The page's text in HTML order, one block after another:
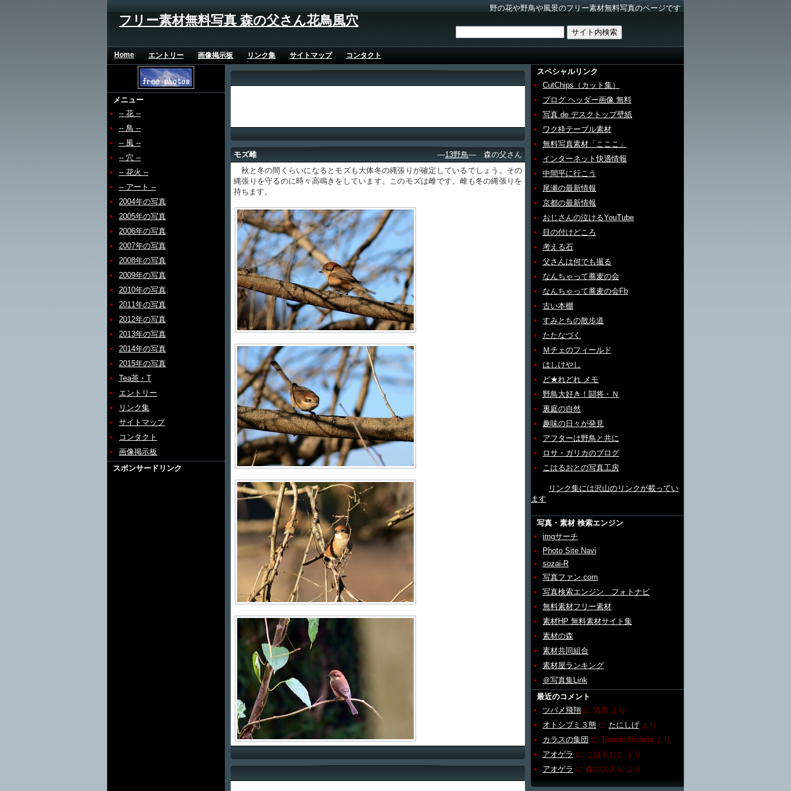
野の花や野鳥や風景のフリー素材無料写真のページです
フリー素材無料写真 森の父さん花鳥風穴
Home エントリー 画像掲示板 リンク集 サイトマップ コンタクト
メニュー
-- 花 --
-- 鳥 --
-- 風 --
-- 穴 --
-- 花火 --
-- アート --
2004年の写真
2005年の写真
2006年の写真
2007年の写真
2008年の写真
2009年の写真
2010年の写真
2011年の写真
2012年の写真
2013年の写真
2014年の写真
2015年の写真
Tea茶・T
エントリー
リンク集
サイトマップ
コンタクト
画像掲示板
スポンサードリンク
モズ雌 ―13野鳥― 森の父さん
秋と冬の間くらいになるとモズも大体冬の縄張りが確定しているでしょう。その
縄張りを守るのに時々高鳴きをしています。このモズは雌です。雌も冬の縄張りを
持ちます。
スペシャルリンク
CutChips（カット集）
ブログ ヘッダー画像 無料
写真 de デスクトップ壁紙
ワク枠テーブル素材
無料写真素材「こここ」
インターネット快適情報
中間平に行こう
尾瀬の最新情報
京都の最新情報
おじさんの泣けるYouTube
目の付けどころ
考える石
父さんは何でも撮る
なんちゃって蕎麦の会
なんちゃって蕎麦の会Fb
古い本棚
すみとちの散歩道
たたなづく
Ｍチェのフィールド
はしけやし
ど★れどれ メモ
野鳥大好き！闘将・Ｎ
裏庭の自然
趣味の日々が発見
アフターは野鳥と共に
ロサ・ガリカのブログ
こはるおとの写真工房
リンク集には沢山のリンクが載ってい
ます
写真・素材 検索エンジン
imgサーチ
Photo Site Navi
sozai-R
写真ファン.com
写真検索エンジン フォトナビ
無料素材フリー素材
素材HP 無料素材サイト集
素材の森
素材共同組合
素材屋ランキング
＠写真集Link
最近のコメント
ツバメ飛翔 に 諸星 より
オトシブミ３態 に たにしげ より
カラスの集団 に Tomoki Nishida より
アオゲラ に こはるおと より
アオゲラ に 森の父さん より